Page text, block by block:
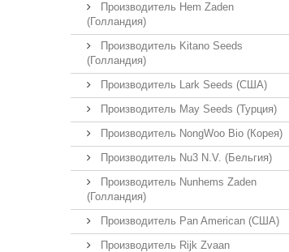
Производитель Hem Zaden
(Голландия)
Производитель Kitano Seeds
(Голландия)
Производитель Lark Seeds (США)
Производитель May Seeds (Турция)
Производитель NongWoo Bio (Корея)
Производитель Nu3 N.V. (Бельгия)
Производитель Nunhems Zaden
(Голландия)
Производитель Pan American (США)
Производитель Rijk Zvaan